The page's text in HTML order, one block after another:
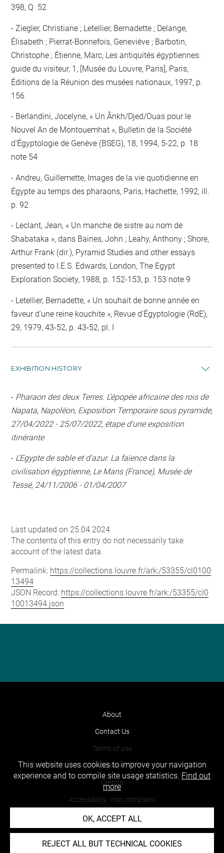
398, Q. 52
Ziegler, Christiane ; Letellier, Bernadette ; Delange,
Élisabeth ; Pierrat-Bonnefois, Geneviève ; Barbotin,
Christophe ; Étienne, Marc, Les antiquités égyptiennes:
guide du visiteur, 1, [Musée du Louvre, Paris], Paris,
Éditions de la Réunion des musées nationaux, 1997, p.
156
Berlandini, Jocelyne, « Un Ânkh/Djed/Ouas pour le
Nouvel An de Montouemhat », Bulletin de la Société
d'Égyptologie de Genève (BSEG), 18, 1994, 5-22, p. 18
note 54
Andreu, Guillemette, Images de la vie quotidienne en
Égypte au temps des pharaons, Paris, Hachette, 1992, ill.
p. 92
Leclant, Jean, « Un manche de sistre au nom de
Shabataka », dans Baines, John ; Leahy, Anthony ; Shore,
Arthur Frank (dir.), Pyramid Studies and other essays
presented to I.E.S. Edwards, London, The Egypt
Exploration Society, 1988, p. 152-153, p. 153 note 9
Letellier, Bernadette, « Un souhait de bonne année en
faveur d'une reine kouchite », Revue d'Égyptologie (RdE),
29, 1979, 43-52, p. 43-52, pl. I
EXHIBITION HISTORY
- Pharaon des deux Terres. L’épopée africaine des rois de
Napata, Napoléon, Exposition Temporaire sous pyramide,
27/04/2022 - 25/07/2022, étape d'une exposition
itinérante
- L'Egypte de sable et d'azur. La faïence dans la
civilisation égyptienne, Le Mans (France), Musée de
Tessé, 24/11/2006 - 01/04/2007
Last updated on 25.04.2024
The contents of this entry do not necessarily take
account of the latest data.
Permalink: https://collections.louvre.fr/ark:/53355/cl0100
13494
JSON Record: https://collections.louvre.fr/ark:/53355/cl0
10013494.json
About
Contact Us
Terms of use
Cookies
Credits
Accessibility : non compliant
This website uses cookies to improve your navigation
experience and to compile site usage statistics. Find out
more
OK, ACCEPT ALL
REJECT ALL BUT TECHNICAL COOKIES